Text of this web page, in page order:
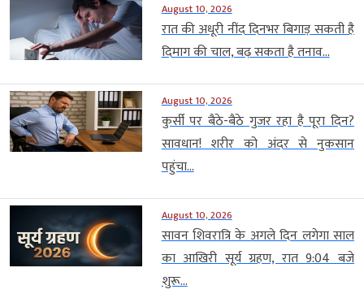
August 10, 2026
रात की अधूरी नींद दिनभर बिगाड़ सकती है
दिमाग की चाल, बढ़ सकता है तनाव...
August 10, 2026
कुर्सी पर बैठे-बैठे गुजर रहा है पूरा दिन?
सावधान! शरीर को अंदर से नुकसान
पहुंचा...
August 10, 2026
सावन शिवरात्रि के अगले दिन लगेगा साल
का आखिरी सूर्य ग्रहण, रात 9:04 बजे
शुरू...